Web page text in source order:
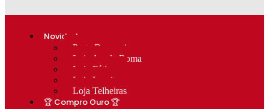
Novidades
Prata Decorativa
Loja Av. de Roma
Loja Fátima
Loja Lumiar
Loja Telheiras
🏆 Compro Ouro 🏆